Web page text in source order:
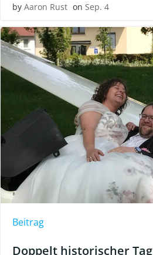
by Aaron Rust on Sep. 4
Beitrag
Doppelt historischer Tag